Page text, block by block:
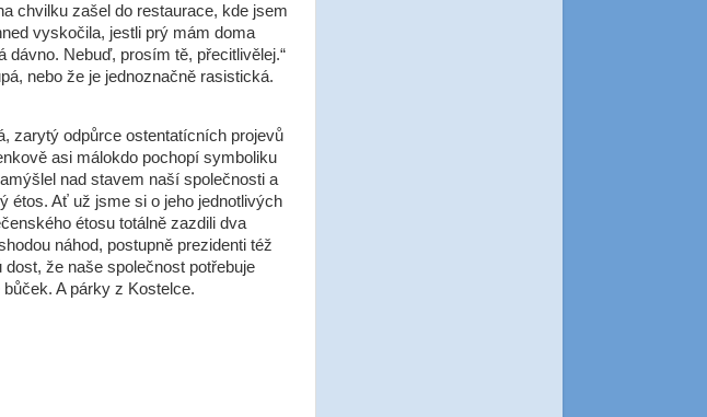
chvilku zašel do restaurace, kde jsem
vyskočila, jestli prý mám doma
dávno. Nebuď, prosím tě, přecitlivělej.“
nebo že je jednoznačně rasistická.
zarytý odpůrce ostentatícních projevů
asi málokdo pochopí symboliku
nad stavem naší společnosti a
étos. Ať už jsme si o jeho jednotlivých
étosu totálně zazdili dva
náhod, postupně prezidenti též
že naše společnost potřebuje
A párky z Kostelce.